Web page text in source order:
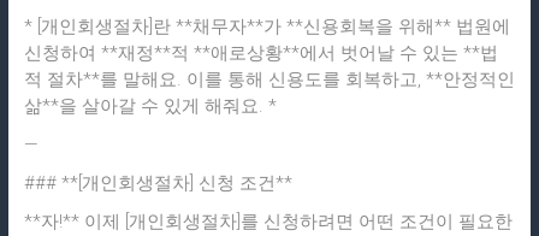
* [개인회생절차]란 **채무자**가 **신용회복을 위해** 법원에
신청하여 **재정**적 **애로상황**에서 벗어날 수 있는 **법
적 절차**를 말해요. 이를 통해 신용도를 회복하고, **안정적인
삶**을 살아갈 수 있게 해줘요. *
—
### **[개인회생절차] 신청 조건**
**자!** 이제 [개인회생절차]를 신청하려면 어떤 조건이 필요한